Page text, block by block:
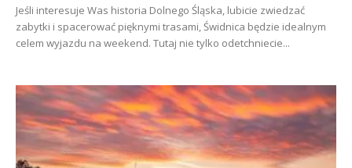
Jeśli interesuje Was historia Dolnego Śląska, lubicie zwiedzać
zabytki i spacerować pięknymi trasami, Świdnica będzie idealnym
celem wyjazdu na weekend. Tutaj nie tylko odetchniecie...